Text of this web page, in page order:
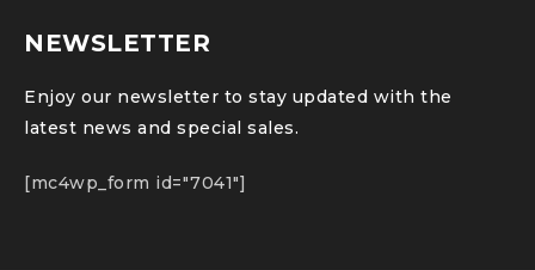
NEWSLETTER
Enjoy our newsletter to stay updated with the
latest news and special sales.
[mc4wp_form id="7041"]